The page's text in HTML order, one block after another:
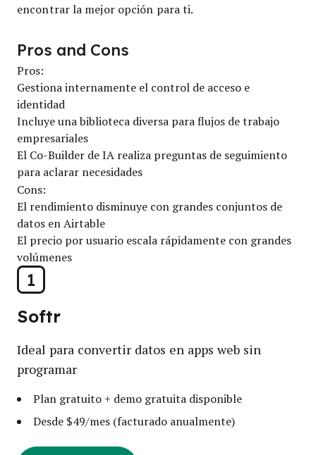
encontrar la mejor opción para ti.
1
Softr
Ideal para convertir datos en apps web sin
programar
Plan gratuito + demo gratuita disponible
Desde $49/mes (facturado anualmente)
Pros and Cons
Pros:
Gestiona internamente el control de acceso e
identidad
Incluye una biblioteca diversa para flujos de trabajo
empresariales
El Co-Builder de IA realiza preguntas de seguimiento
para aclarar necesidades
Cons:
El rendimiento disminuye con grandes conjuntos de
datos en Airtable
El precio por usuario escala rápidamente con grandes
volúmenes